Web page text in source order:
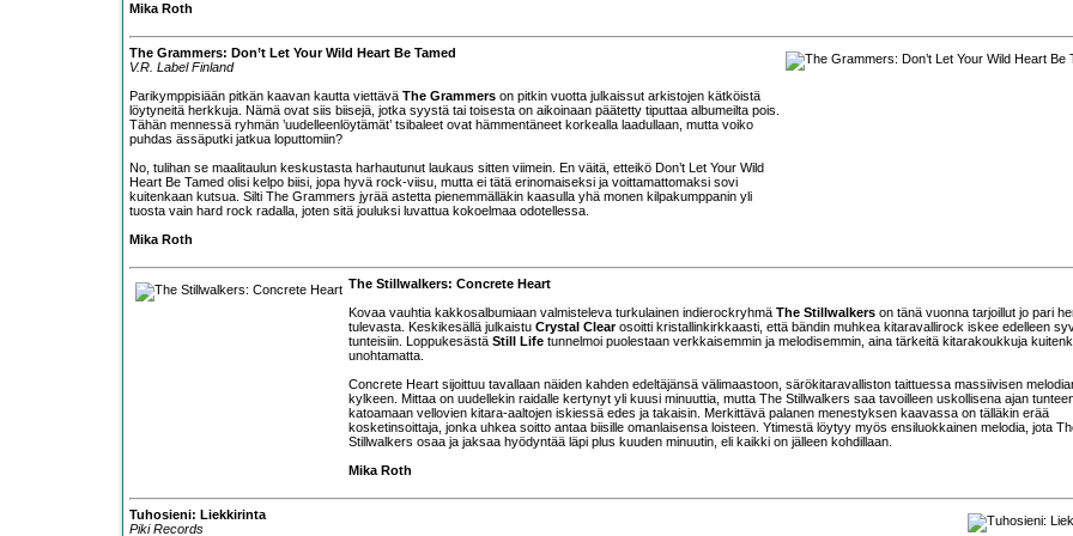
Mika Roth
The Grammers: Don’t Let Your Wild Heart Be Tamed
V.R. Label Finland
Parikymppisiään pitkän kaavan kautta viettävä The Grammers on pitkin vuotta julkaissut arkistojen kätköistä
löytyneitä herkkuja. Nämä ovat siis biisejä, jotka syystä tai toisesta on aikoinaan päätetty tiputtaa albumeilta pois.
Tähän mennessä ryhmän ’uudelleenlöytämät’ tsibaleet ovat hämmentäneet korkealla laadullaan, mutta voiko
puhdas ässäputki jatkua loputtomiin?
No, tulihan se maalitaulun keskustasta harhautunut laukaus sitten viimein. En väitä, etteikö Don’t Let Your Wild
Heart Be Tamed olisi kelpo biisi, jopa hyvä rock-viisu, mutta ei tätä erinomaiseksi ja voittamattomaksi sovi
kuitenkaan kutsua. Silti The Grammers jyrää astetta pienemmälläkin kaasulla yhä monen kilpakumppanin yli
tuosta vain hard rock radalla, joten sitä jouluksi luvattua kokoelmaa odotellessa.
Mika Roth
The Stillwalkers: Concrete Heart
Kovaa vauhtia kakkosalbumiaan valmisteleva turkulainen indierockryhmä The Stillwalkers on tänä vuonna tarjoillut jo pari
tulevasta. Keskikesällä julkaistu Crystal Clearosoitti kristallinkirkkaasti, että bändin muhkea kitaravallirock iskee edelleen
tunteisiin. Loppukesästä Still Life tunnelmoi puolestaan verkkaisemmin ja melodisemmin, aina tärkeitä kitarakoukkuja
unohtamatta.
Concrete Heart sijoittuu tavallaan näiden kahden edeltäjänsä välimaastoon, särökitaravalliston taittuessa massiivisen
kylkeen. Mittaa on uudellekin raidalle kertynyt yli kuusi minuuttia, mutta The Stillwalkers saa tavoilleen uskollisena ajan
katoamaan vellovien kitara-aaltojen iskiessä edes ja takaisin. Merkittävä palanen menestyksen kaavassa on tälläkin erää
kosketinsoittaja, jonka uhkea soitto antaa biisille omanlaisensa loisteen. Ytimestä löytyy myös ensiluokkainen melodia, jota
Stillwalkers osaa ja jaksaa hyödyntää läpi plus kuuden minuutin, eli kaikki on jälleen kohdillaan.
Mika Roth
Tuhosieni: Liekkirinta
Piki Records